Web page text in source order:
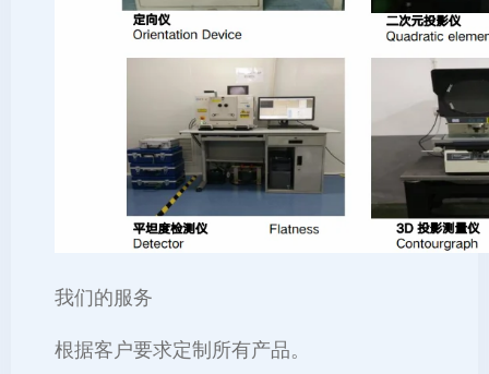
我们的服务
根据客户要求定制所有产品。